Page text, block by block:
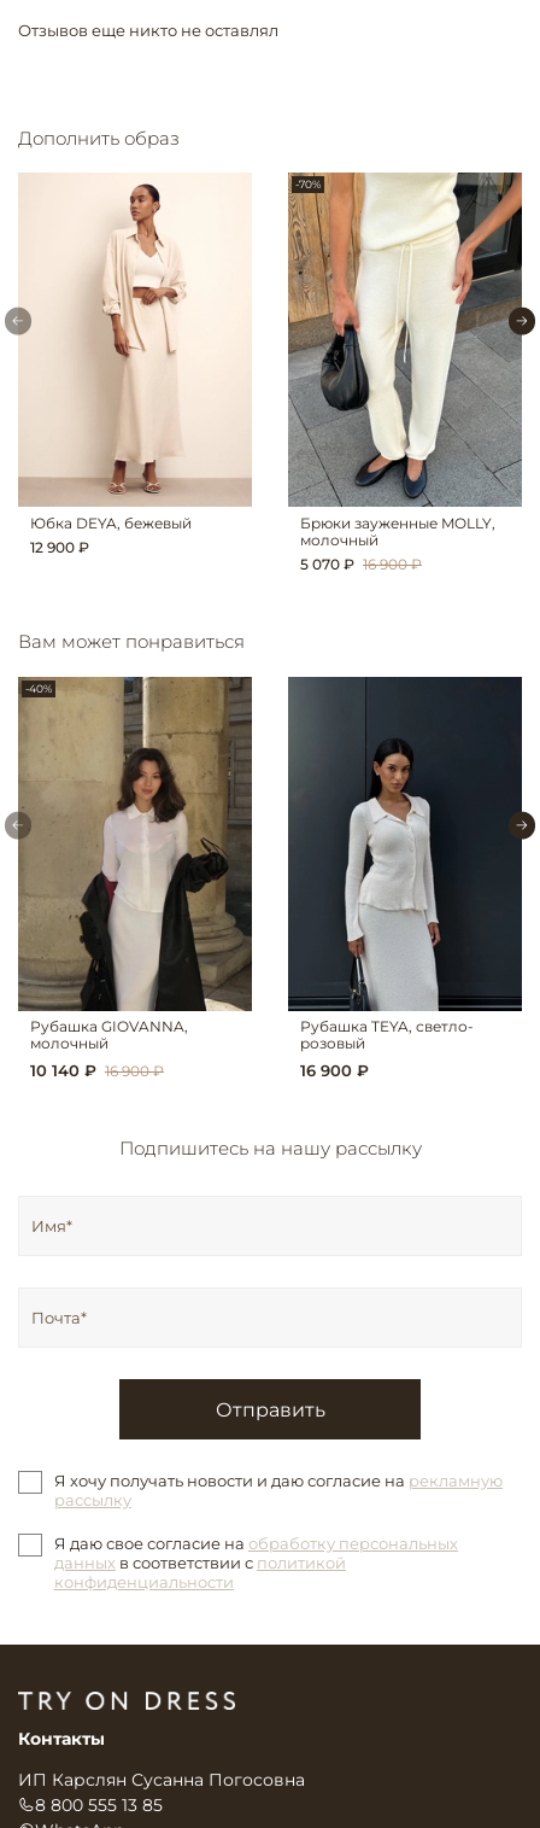
Отзывов еще никто не оставлял
Дополнить образ
Юбка DEYA, бежевый
12 900 ₽
-70%
Брюки зауженные MOLLY,
молочный
5 070 ₽ 16 900 ₽
Вам может понравиться
-40%
Рубашка GIOVANNA,
молочный
10 140 ₽ 16 900 ₽
Рубашка TEYA, светло-
розовый
16 900 ₽
Подпишитесь на нашу рассылку
Отправить
Я хочу получать новости и даю согласие на рекламную
рассылку
Я даю свое согласие на обработку персональных
данных в соответствии с политикой
конфиденциальности
Контакты
ИП Карслян Сусанна Погосовна
8 800 555 13 85